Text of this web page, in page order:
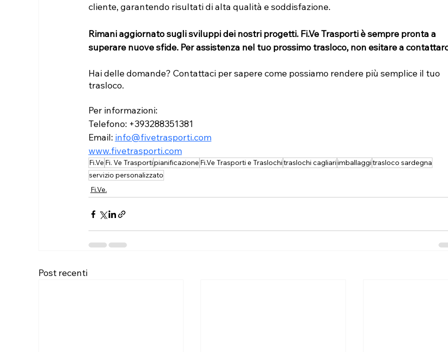
cliente, garantendo risultati di alta qualità e soddisfazione.
Rimani aggiornato sugli sviluppi dei nostri progetti. Fi.Ve Trasporti è sempre pronta a
superare nuove sfide. Per assistenza nel tuo prossimo trasloco, non esitare a
Hai delle domande? Contattaci per sapere come possiamo rendere più semplice il tuo
trasloco.
Per informazioni:
Telefono: +393288351381
Email: info@fivetrasporti.com
www.fivetrasporti.com
Fi.Ve Fi. Ve Trasportipianificazione Fi.Ve Trasporti e Traslochitraslochi cagliariimballaggitrasloco sardegna
servizio personalizzato
Fi.Ve.
Post recenti